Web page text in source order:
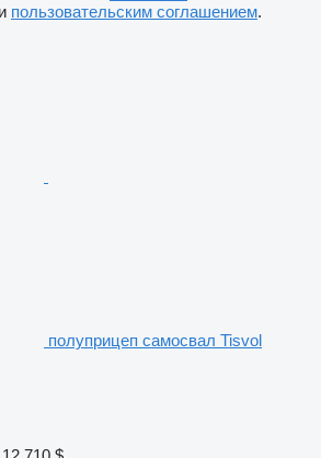
и пользовательским соглашением.
полуприцеп самосвал Tisvol